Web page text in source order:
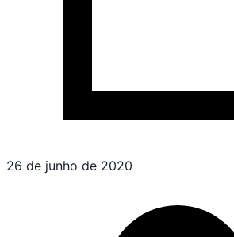
26 de junho de 2020